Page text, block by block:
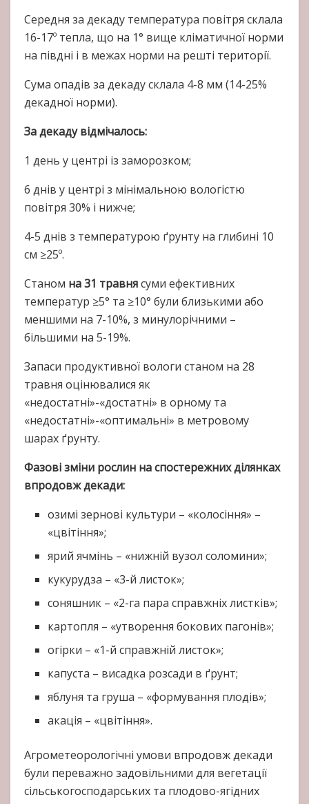
Середня за декаду температура повітря склала
16-17º тепла, що на 1° вище кліматичної норми
на півдні і в межах норми на решті території.
Cума опадів за декаду склала 4-8 мм (14-25%
декадної норми).
За декаду відмічалось:
1 день у центрі із заморозком;
6 днів у центрі з мінімальною вологістю
повітря 30% і нижче;
4-5 днів з температурою ґрунту на глибині 10
см ≥25º.
Станом на 31 травнясуми ефективних
температур ≥5° та ≥10° були близькими або
меншими на 7-10%, з минулорічними –
більшими на 5-19%.
Запаси продуктивної вологи станом на 28
травня оцінювалися як
«недостатні»-«достатні» в орному та
«недостатні»-«оптимальні» в метровому
шарах ґрунту.
Фазові зміни рослин на спостережних ділянках
впродовж декади:
озимі зернові культури – «колосіння» –
«цвітіння»;
ярий ячмінь – «нижній вузол соломини»;
кукурудза – «3-й листок»;
соняшник – «2-га пара справжніх листків»;
картопля – «утворення бокових пагонів»;
огірки – «1-й справжній листок»;
капуста – висадка розсади в ґрунт;
яблуня та груша – «формування плодів»;
акація – «цвітіння».
Агрометеорологічні умови впродовж декади
були переважно задовільними для вегетації
сільськогосподарських та плодово-ягідних